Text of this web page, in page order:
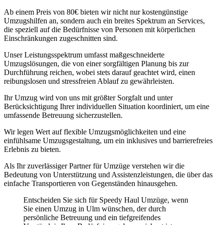
Ab einem Preis von 80€ bieten wir nicht nur kostengünstige
Umzugshilfen an, sondern auch ein breites Spektrum an Services,
die speziell auf die Bedürfnisse von Personen mit körperlichen
Einschränkungen zugeschnitten sind.
Unser Leistungsspektrum umfasst maßgeschneiderte
Umzugslösungen, die von einer sorgfältigen Planung bis zur
Durchführung reichen, wobei stets darauf geachtet wird, einen
reibungslosen und stressfreien Ablauf zu gewährleisten.
Ihr Umzug wird von uns mit größter Sorgfalt und unter
Berücksichtigung Ihrer individuellen Situation koordiniert, um eine
umfassende Betreuung sicherzustellen.
Wir legen Wert auf flexible Umzugsmöglichkeiten und eine
einfühlsame Umzugsgestaltung, um ein inklusives und barrierefreies
Erlebnis zu bieten.
Als Ihr zuverlässiger Partner für Umzüge verstehen wir die
Bedeutung von Unterstützung und Assistenzleistungen, die über das
einfache Transportieren von Gegenständen hinausgehen.
Entscheiden Sie sich für Speedy Haul Umzüge, wenn
Sie einen Umzug in Ulm wünschen, der durch
persönliche Betreuung und ein tiefgreifendes